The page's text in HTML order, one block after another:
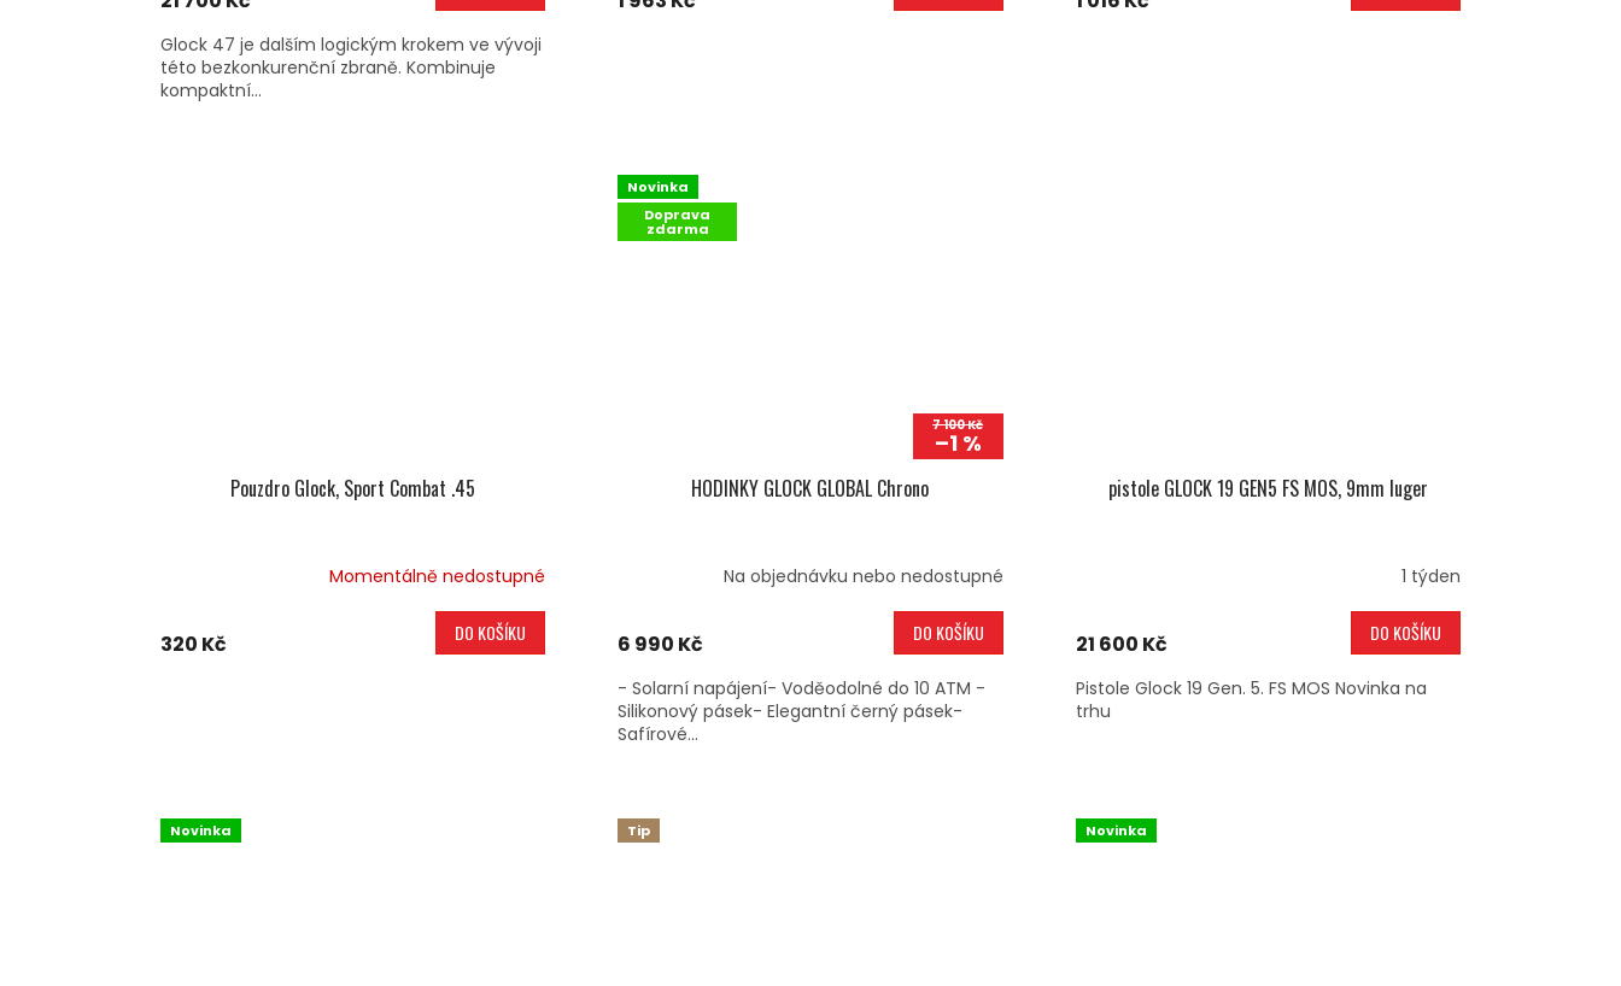
Glock 47 je dalším logickým krokem ve vývoji
této bezkonkurenční zbraně. Kombinuje
kompaktní...
Pouzdro Glock, Sport Combat .45
Momentálně nedostupné
320 Kč DO KOŠÍKU
Novinka
Doprava
zdarma
7 100 Kč
–1 %
HODINKY GLOCK GLOBAL Chrono
Na objednávku nebo nedostupné
6 990 Kč DO KOŠÍKU
- Solarní napájení- Voděodolné do 10 ATM -
Silikonový pásek- Elegantní černý pásek-
Safírové...
pistole GLOCK 19 GEN5 FS MOS, 9mm luger
1 týden
21 600 Kč DO KOŠÍKU
Pistole Glock 19 Gen. 5. FS MOS Novinka na
trhu
Novinka Tip Novinka